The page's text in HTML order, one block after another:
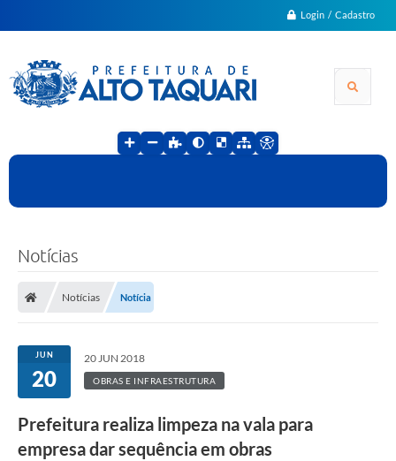
Login / Cadastro
Notícias
Notícias Notícia
JUN
20
20 JUN 2018
OBRAS E INFRAESTRUTURA
Prefeitura realiza limpeza na vala para
empresa dar sequência em obras